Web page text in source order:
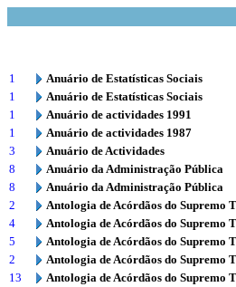
1
Anuário de Estatísticas Sociais
1
Anuário de Estatísticas Sociais
1
Anuário de actividades 1991
1
Anuário de actividades 1987
3
Anuário de Actividades
8
Anuário da Administração Pública
8
Anuário da Administração Pública
2
Antologia de Acórdãos do
4
Antologia de Acórdãos do
5
Antologia de Acórdãos do
2
Antologia de Acórdãos do
13
Antologia de Acórdãos do